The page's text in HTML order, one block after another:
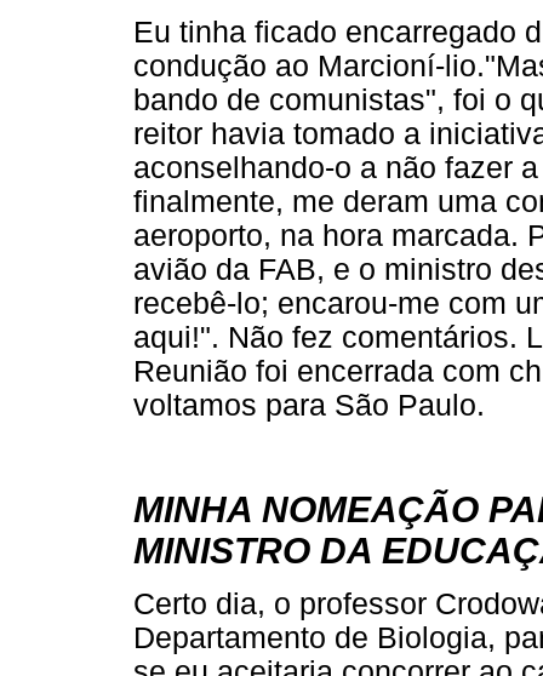
Eu tinha ficado encarregado
condução ao Marcioní-
bando de comunistas", foi o
reitor havia tomado a
aconselhando-o a não fazer
finalmente, me deram uma
aeroporto, na hora marcada.
avião da FAB, e o ministro
recebê-lo; encarou-me com
aqui!". Não fez comentários.
Reunião foi encerrada com
voltamos para São Paulo.
MINHA NOMEAÇÃO
MINISTRO DA
Certo dia, o professor
Departamento de Biologia,